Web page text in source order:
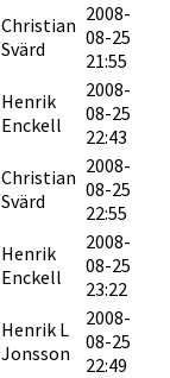
Christian
Svärd
2008-
08-25
21:55
Henrik
Enckell
2008-
08-25
22:43
Christian
Svärd
2008-
08-25
22:55
Henrik
Enckell
2008-
08-25
23:22
Henrik L
Jonsson
2008-
08-25
22:49